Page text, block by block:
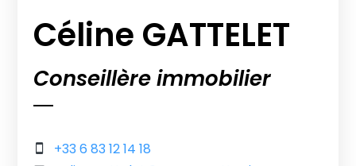
Céline GATTELET
Conseillère immobilier
+33 6 83 12 14 18